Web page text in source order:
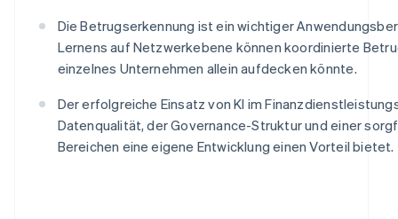
Die Betrugserkennung ist ein wichtiger
Lernens auf Netzwerkebene können koordinierte
einzelnes Unternehmen allein aufdecken könnte.
Der erfolgreiche Einsatz von KI im
Datenqualität, der Governance-Struktur und einer
Bereichen eine eigene Entwicklung einen Vorteil bietet.